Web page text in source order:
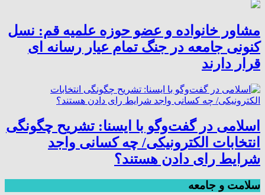
مشاور خانواده و عضو حوزه علمیه قم: نسل
کنونی جامعه در جنگ تمام عیار رسانه ای
قرار دارند
اسلامی در گفت‌وگو با ایسنا: تشریح چگونگی
انتخابات الکترونیکی/ چه کسانی واجد
شرایط رای دادن هستند؟
سلامت و جامعه